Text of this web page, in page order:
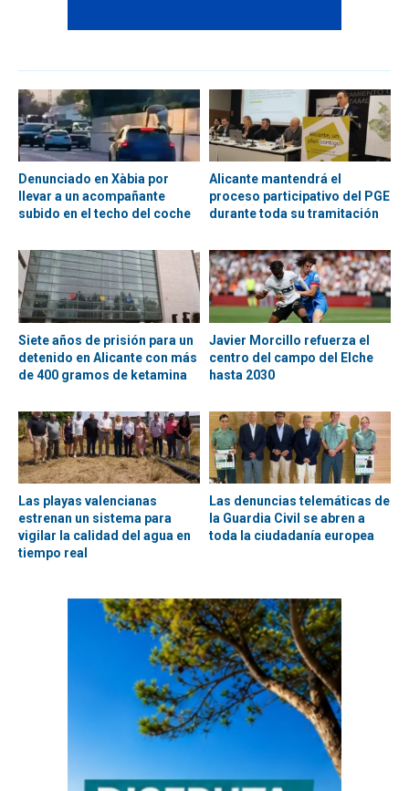
Denunciado en Xàbia por
llevar a un acompañante
subido en el techo del coche
Alicante mantendrá el
proceso participativo del PGE
durante toda su tramitación
Siete años de prisión para un
detenido en Alicante con más
de 400 gramos de ketamina
Javier Morcillo refuerza el
centro del campo del Elche
hasta 2030
Las playas valencianas
estrenan un sistema para
vigilar la calidad del agua en
tiempo real
Las denuncias telemáticas de
la Guardia Civil se abren a
toda la ciudadanía europea